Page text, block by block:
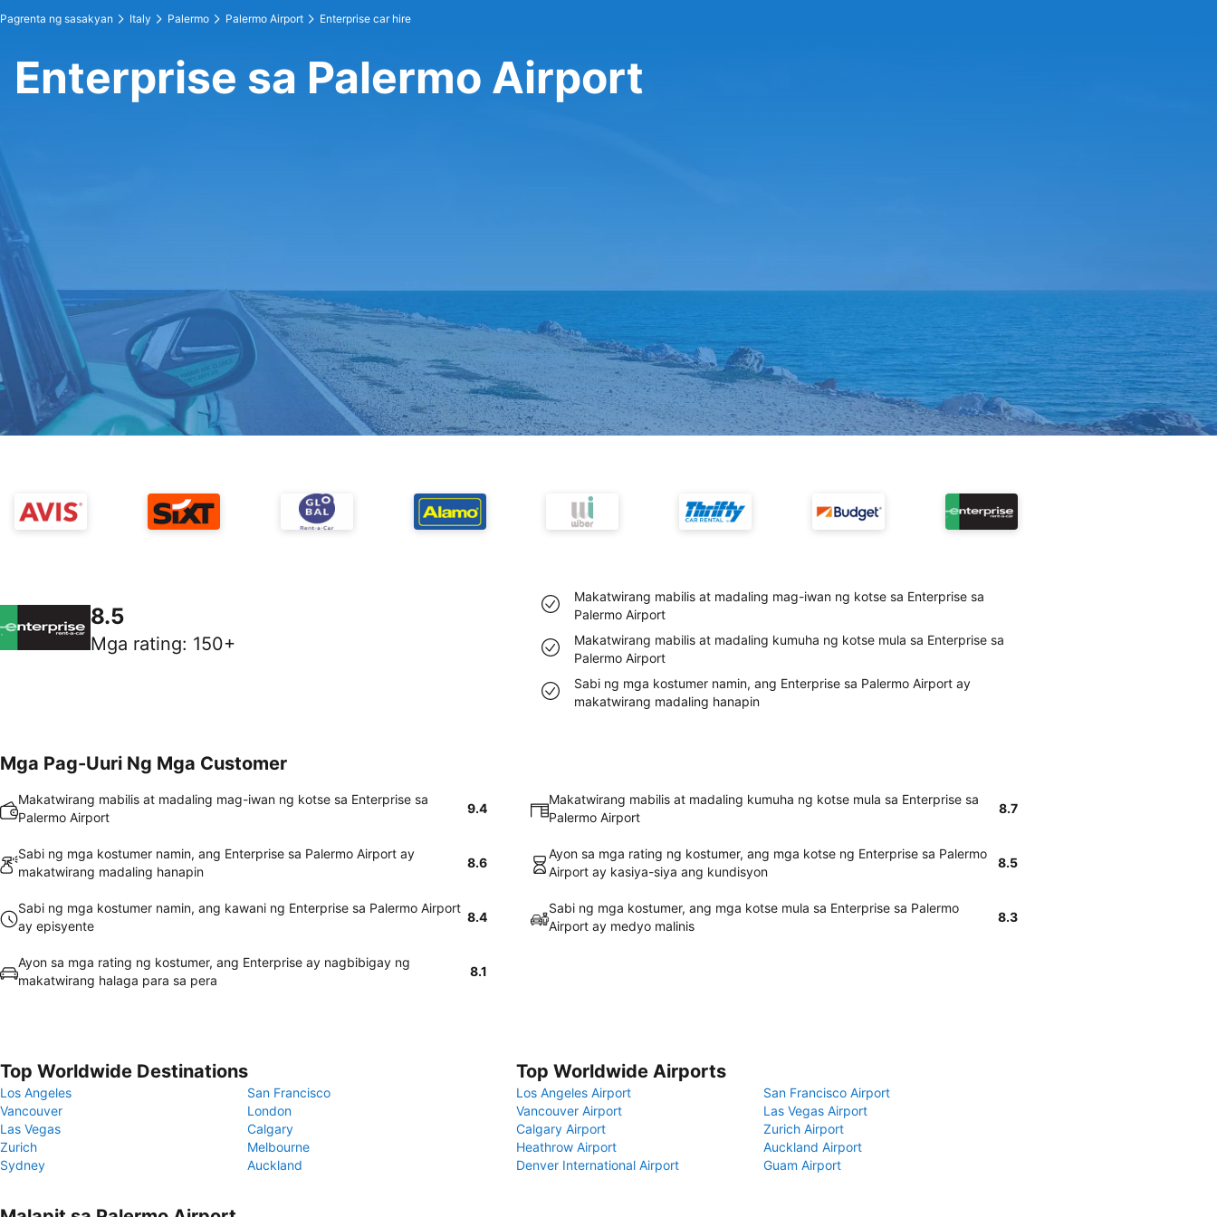
Pagrenta ng sasakyan Italy Palermo Palermo Airport Enterprise car hire
Enterprise sa Palermo Airport
8.5
Mga rating: 150+
Makatwirang mabilis at madaling mag-iwan ng kotse sa Enterprise sa
Palermo Airport
Makatwirang mabilis at madaling kumuha ng kotse mula sa Enterprise sa
Palermo Airport
Sabi ng mga kostumer namin, ang Enterprise sa Palermo Airport ay
makatwirang madaling hanapin
Mga Pag-Uuri Ng Mga Customer
Makatwirang mabilis at madaling mag-iwan ng kotse sa Enterprise sa
Palermo Airport
9.4
Makatwirang mabilis at madaling kumuha ng kotse mula sa Enterprise sa
Palermo Airport
8.7
Sabi ng mga kostumer namin, ang Enterprise sa Palermo Airport ay
makatwirang madaling hanapin
8.6
Ayon sa mga rating ng kostumer, ang mga kotse ng Enterprise sa Palermo
Airport ay kasiya-siya ang kundisyon
8.5
Sabi ng mga kostumer namin, ang kawani ng Enterprise sa Palermo Airport
ay episyente
8.4
Sabi ng mga kostumer, ang mga kotse mula sa Enterprise sa Palermo
Airport ay medyo malinis
8.3
Ayon sa mga rating ng kostumer, ang Enterprise ay nagbibigay ng
makatwirang halaga para sa pera
8.1
Top Worldwide Destinations
Los Angeles
San Francisco
Vancouver
London
Las Vegas
Calgary
Zurich
Melbourne
Sydney
Auckland
Top Worldwide Airports
Los Angeles Airport
San Francisco Airport
Vancouver Airport
Las Vegas Airport
Calgary Airport
Zurich Airport
Heathrow Airport
Auckland Airport
Denver International Airport
Guam Airport